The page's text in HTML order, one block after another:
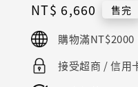
Regular
price
NT$ 6,660 售完
購物滿
接受超商 / 信用